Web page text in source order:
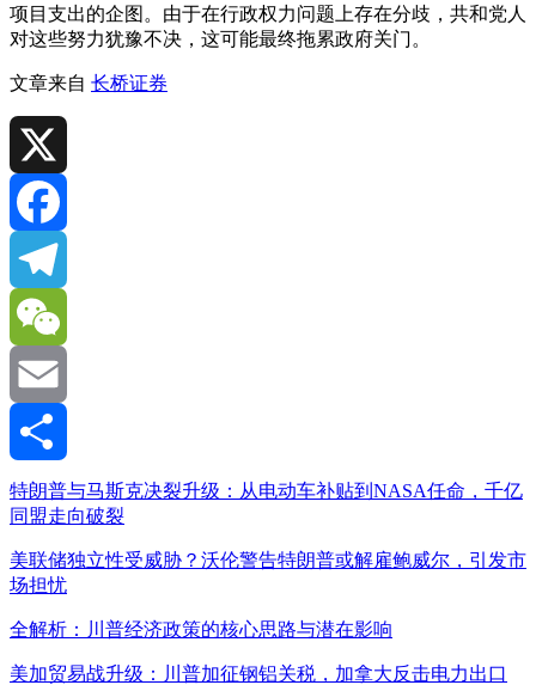
项目支出的企图。由于在行政权力问题上存在分歧，共和党人
对这些努力犹豫不决，这可能最终拖累政府关门。
文章来自 长桥证券
X
Facebook
Telegram
WeChat
Email
分
享
特朗普与马斯克决裂升级：从电动车补贴到NASA任命，千亿
同盟走向破裂
美联储独立性受威胁？沃伦警告特朗普或解雇鲍威尔，引发市
场担忧
全解析：川普经济政策的核心思路与潜在影响
美加贸易战升级：川普加征钢铝关税，加拿大反击电力出口